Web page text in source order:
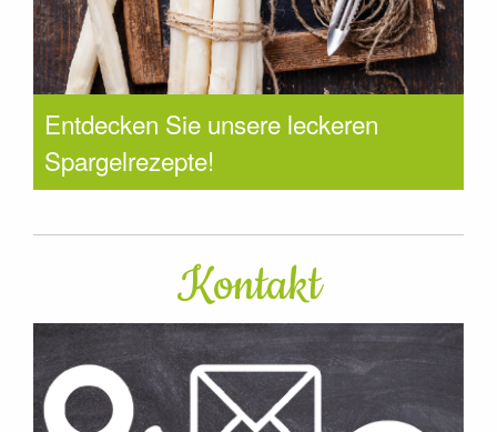
Entdecken Sie unsere leckeren
Spargelrezepte!
Kontakt